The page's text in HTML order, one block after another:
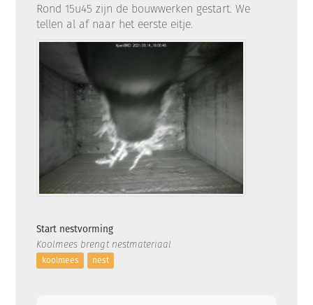
Rond 15u45 zijn de bouwwerken gestart. We
tellen al af naar het eerste eitje.
Start nestvorming
Koolmees brengt nestmateriaal
koolmees nest